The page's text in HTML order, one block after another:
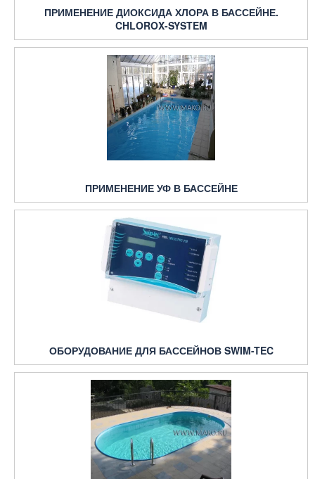
ПРИМЕНЕНИЕ ДИОКСИДА ХЛОРА В БАССЕЙНЕ.
CHLOROX-SYSTEM
ПРИМЕНЕНИЕ УФ В БАССЕЙНЕ
ОБОРУДОВАНИЕ ДЛЯ БАССЕЙНОВ SWIM-TEC